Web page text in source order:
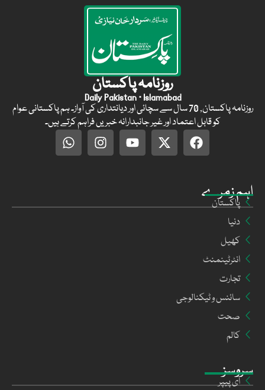
سروسز
ای پیپر
اہم زمرے
پاکستان
دنیا
کھیل
انٹرٹینمنٹ
تجارت
سائنس و ٹیکنالوجی
صحت
کالم
روزنامہ پاکستان
Daily Pakistan · Islamabad
روزنامہ پاکستان, 70 سال سے سچائی اور دیانتداری کی آواز۔ ہم پاکستانی عوام
کو قابل اعتماد اور غیر جانبدارانہ خبریں فراہم کرتے ہیں۔